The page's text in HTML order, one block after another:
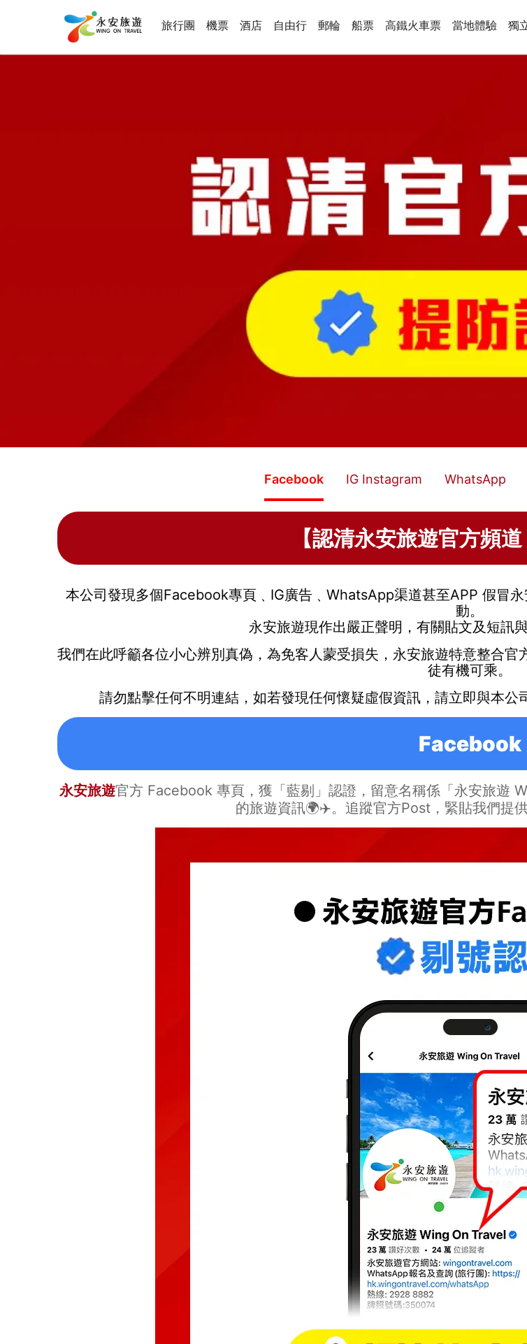
旅行團 機票 酒店 自由行 郵輪 船票 高鐵火車票 當地體驗 獨
Facebook IG Instagram WhatsApp
【認清永安旅遊官方頻道
本公司發現多個Facebook專頁 ﹑ IG廣告 ﹑ WhatsApp渠道甚至APP 假冒
動。
永安旅遊現作出嚴正聲明，有關貼文及短訊
我們在此呼籲各位小心辨別真偽， 為免客人蒙受損失，永安旅遊特意整合
徒有機可乘。
請勿點擊任何不明連結，如若發現任何懷疑虛假資訊，請立即與本公
Facebook
永安旅遊官方 Facebook 專頁，獲「藍剔」認證，留意名稱係「永安旅遊
的旅遊資訊🌍✈️。追蹤官方Post，緊貼我們提